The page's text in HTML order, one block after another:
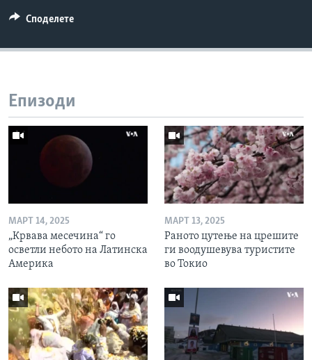
Споделете
Епизоди
МАРТ 14, 2025
„Крвава месечина“ го
осветли небото на Латинска
Америка
МАРТ 13, 2025
Раното цутење на црешите
ги воодушевува туристите
во Токио